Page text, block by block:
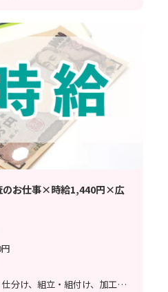
のお仕事×時給1,440円×広
軽作業、検査、梱包・仕分け、組立・組付け、加工、クリーンルーム、立ち作業